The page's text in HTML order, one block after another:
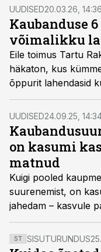
UUDISED20.03.26, 14:36
Kaubanduse
võimalikku
Eile toimus Tartu
häkaton, kus
õppurit lahendasid
valupunkti.
ideedest kuni
igapäevatöös.
UUDISED24.09.25,
on kasumi
matnud
Kuigi pooled
suurenemist, on
jahedam – kasvule
ettevõtetest, selgus
ST SISUTURUNDUS